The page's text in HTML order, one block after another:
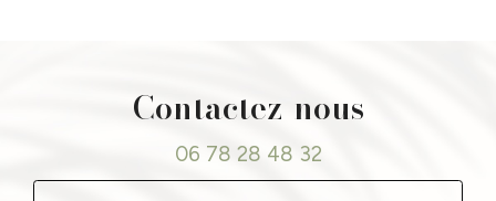
Contactez-nous
06 78 28 48 32